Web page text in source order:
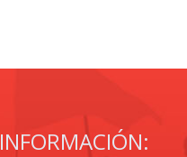
INFORMACIÓN: